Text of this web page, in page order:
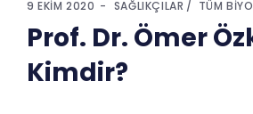
9 EKIM 2020 SAĞLIKÇILAR TÜM
Prof. Dr. Ömer
Kimdir?